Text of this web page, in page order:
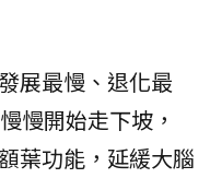
展最慢、退化最
慢開始走下坡，
葉功能，延緩大腦